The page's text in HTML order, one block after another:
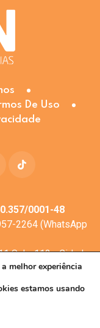
De Uso
0001-48
2264 (WhatsApp
Sala: 112 - Cidade
85053-525
melhor experiência
estamos usando